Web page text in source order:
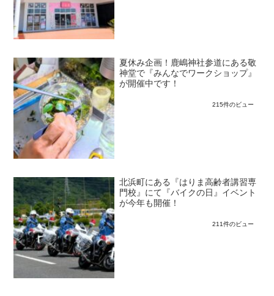
夏休み企画！鹿嶋神社参道にある敬
神堂で『みんなでワークショップ』
が開催中です！
215件のビュー
北浜町にある『はりま高齢者講習専
門校』にて『バイクの日』イベント
が今年も開催！
211件のビュー